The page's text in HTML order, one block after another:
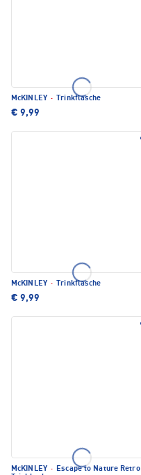
McKINLEY · Trinkflasche
€ 9,99
McKINLEY · Trinkflasche
€ 9,99
McKINLEY · Escape to Nature Retro